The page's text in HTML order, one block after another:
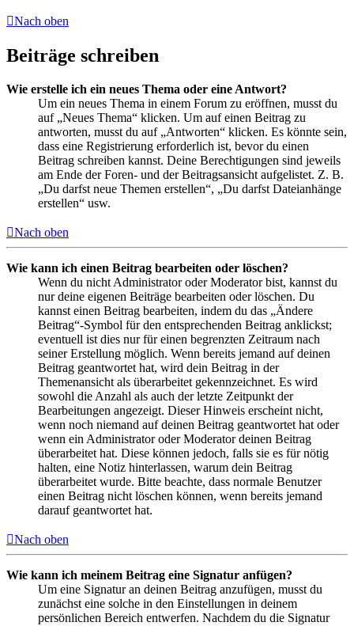
Nach oben
Beiträge schreiben
Wie erstelle ich ein neues Thema oder eine Antwort?
Um ein neues Thema in einem Forum zu eröffnen, musst du
auf „Neues Thema“ klicken. Um auf einen Beitrag zu
antworten, musst du auf „Antworten“ klicken. Es könnte sein,
dass eine Registrierung erforderlich ist, bevor du einen
Beitrag schreiben kannst. Deine Berechtigungen sind jeweils
am Ende der Foren- und der Beitragsansicht aufgelistet. Z. B.
„Du darfst neue Themen erstellen“, „Du darfst Dateianhänge
erstellen“ usw.
Nach oben
Wie kann ich einen Beitrag bearbeiten oder löschen?
Wenn du nicht Administrator oder Moderator bist, kannst du
nur deine eigenen Beiträge bearbeiten oder löschen. Du
kannst einen Beitrag bearbeiten, indem du das „Ändere
Beitrag“-Symbol für den entsprechenden Beitrag anklickst;
eventuell ist dies nur für einen begrenzten Zeitraum nach
seiner Erstellung möglich. Wenn bereits jemand auf deinen
Beitrag geantwortet hat, wird dein Beitrag in der
Themenansicht als überarbeitet gekennzeichnet. Es wird
sowohl die Anzahl als auch der letzte Zeitpunkt der
Bearbeitungen angezeigt. Dieser Hinweis erscheint nicht,
wenn noch niemand auf deinen Beitrag geantwortet hat oder
wenn ein Administrator oder Moderator deinen Beitrag
überarbeitet hat. Diese können jedoch, falls sie es für nötig
halten, eine Notiz hinterlassen, warum dein Beitrag
überarbeitet wurde. Bitte beachte, dass normale Benutzer
einen Beitrag nicht löschen können, wenn bereits jemand
darauf geantwortet hat.
Nach oben
Wie kann ich meinem Beitrag eine Signatur anfügen?
Um eine Signatur an deinen Beitrag anzufügen, musst du
zunächst eine solche in den Einstellungen in deinem
persönlichen Bereich entwerfen. Nachdem du die Signatur